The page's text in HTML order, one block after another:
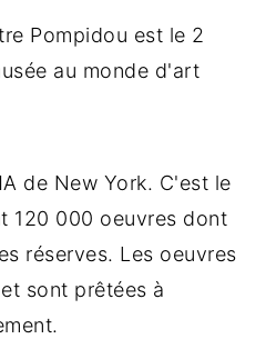
Pompidou est le 2
au monde d'art
de New York. C'est le
120 000 oeuvres dont
réserves. Les oeuvres
sont prêtées à